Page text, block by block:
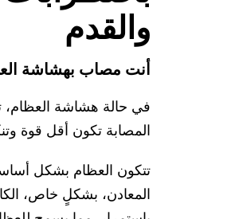
والقدم
أنت مصاب بهشاشة
في حالة هشاشة العظام،
المصابة تكون أقل قوة
تتكون العظام بشكل
المعادن، بشكلٍ خاص،